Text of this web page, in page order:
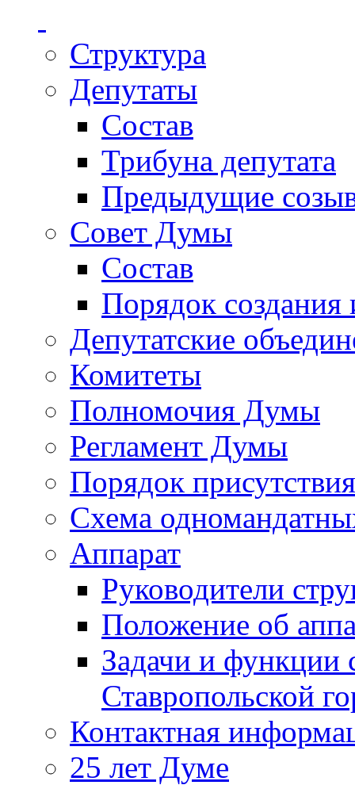
Структура
Депутаты
Состав
Трибуна депутата
Предыдущие
Совет Думы
Состав
Порядок создания
Депутатские
Комитеты
Полномочия Думы
Регламент Думы
Порядок
Схема
Аппарат
Руководители
Положение об
Задачи и функции
Ставропольской
Контактная
25 лет Думе